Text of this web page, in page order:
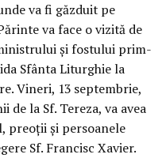
va fi găzduit pe
va face o vizită de
și fostului prim-
Sfânta Liturghie la
Vineri, 13 septembrie,
de la Sf. Tereza, va avea
preoții și persoanele
Sf. Francisc Xavier.